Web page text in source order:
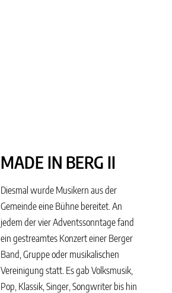
MADE IN BERG II
Diesmal wurde Musikern aus der
Gemeinde eine Bühne bereitet. An
jedem der vier Adventssonntage fand
ein gestreamtes Konzert einer Berger
Band, Gruppe oder musikalischen
Vereinigung statt. Es gab Volksmusik,
Pop, Klassik, Singer, Songwriter bis hin